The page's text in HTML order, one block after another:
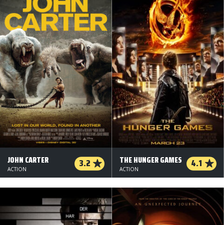
JOHN CARTER 3.2
ACTION
THE HUNGER GAMES 4.1
ACTION